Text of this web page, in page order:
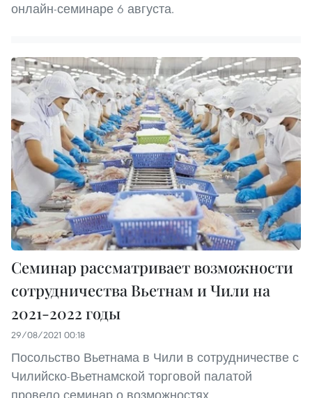
онлайн-семинаре 6 августа.
Семинар рассматривает возможности
сотрудничества Вьетнам и Чили на
2021-2022 годы
29/08/2021 00:18
Посольство Вьетнама в Чили в сотрудничестве с
Чилийско-Вьетнамской торговой палатой
провело семинар о возможностях